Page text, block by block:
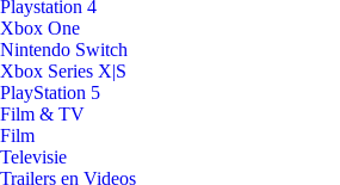
Playstation 4
Xbox One
Nintendo Switch
Xbox Series X|S
PlayStation 5
Film & TV
Film
Televisie
Trailers en Videos